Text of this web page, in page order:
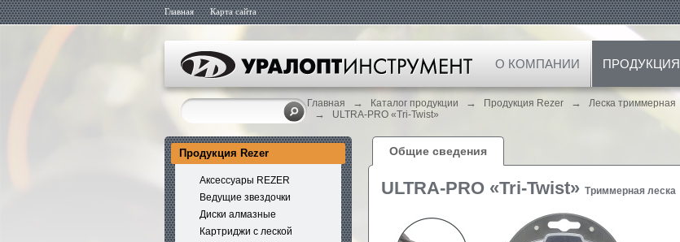
Главная Карта сайта
О КОМПАНИИ ПРОДУКЦИЯ
Главная → Каталог продукции → Продукция Rezer → Леска триммерная
→ ULTRA-PRO «Tri-Twist»
Продукция Rezer
Аксессуары REZER
Ведущие звездочки
Диски алмазные
Картриджи с леской
Общие сведения
ULTRA-PRO «Tri-Twist» Триммерная леска